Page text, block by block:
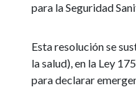
para la Seguridad
Esta resolución se
la salud), en la Ley
para declarar